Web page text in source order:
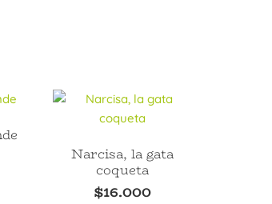
Narcisa, la gata
coqueta
$16.000